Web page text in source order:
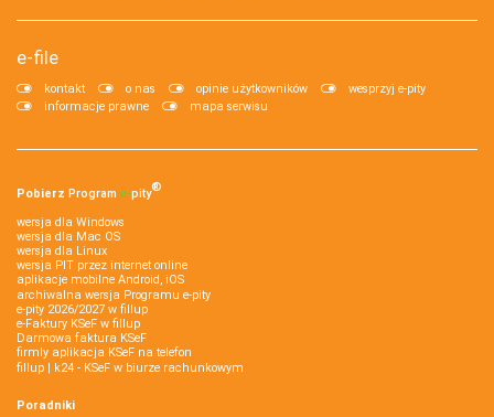
e-file
kontakt o nas opinie użytkowników
wesprzyj e-pity
informacje prawne
mapa serwisu
Pobierz Program e‑pity®
wersja dla Windows
wersja dla Mac OS
wersja dla Linux
wersja PIT przez internet online
aplikacje mobilne Android, iOS
archiwalna wersja Programu e-pity
e-pity 2026/2027 w fillup
e‑Faktury KSeF w fillup
Darmowa faktura KSeF
firmly aplikacja KSeF na telefon
fillup | k24 - KSeF w biurze rachunkowym
Poradniki